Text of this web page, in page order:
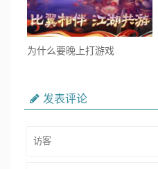
为什么要晚上打游戏
发表评论